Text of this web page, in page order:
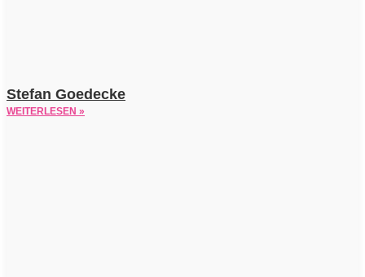
Stefan Goedecke
WEITERLESEN »